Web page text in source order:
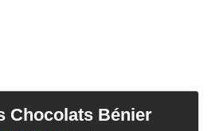
Chocolats Bénier